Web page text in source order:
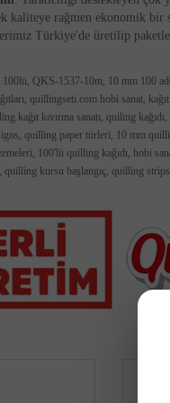
kaliteye rağmen ekonomik bir
Türkiye'de üretilip
100lü, QKS-1537-10m, 10 mm 100
quillingseti.com hobi sanat,
kağıt kıvırma sanatı, quiling
quilling paper türleri, 10 mm
100'lü quilling kağıdı, hobi
kursu başlangıç, quilling